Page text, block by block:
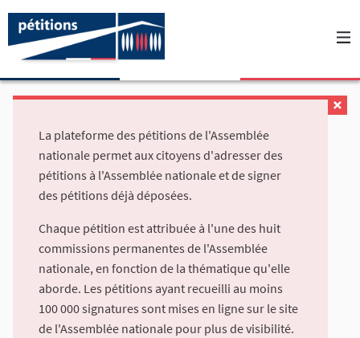
La plateforme des pétitions de l'Assemblée
nationale permet aux citoyens d'adresser des
pétitions à l'Assemblée nationale et de signer
des pétitions déjà déposées.
Chaque pétition est attribuée à l'une des huit
commissions permanentes de l'Assemblée
nationale, en fonction de la thématique qu'elle
aborde. Les pétitions ayant recueilli au moins
100 000 signatures sont mises en ligne sur le site
de l'Assemblée nationale pour plus de visibilité.